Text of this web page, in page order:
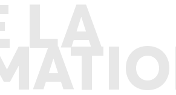
LA